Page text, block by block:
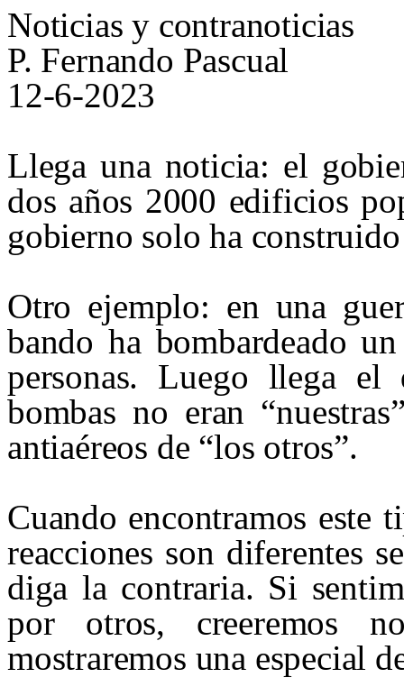
Noticias y contranoticias
P. Fernando Pascual
12-6-2023
Llega una noticia: el
dos años 2000 edificios
gobierno solo ha
Otro ejemplo: en una
bando ha bombardeado
personas. Luego llega
bombas no eran
antiaéreos de “los otros”.
Cuando encontramos este
reacciones son diferentes
diga la contraria. Si
por otros, creeremos
mostraremos una especial